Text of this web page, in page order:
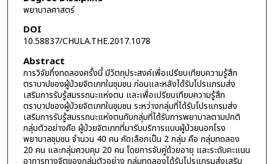
พยาบาลศาสตร์
DOI
10.58837/CHULA.THE.2017.1078
Abstract
การวิจัยกึ่งทดลองครั้งนี้ มีวัตถุประสงค์เพื่อเปรียบเทียบความรู้สึก
ตราบาปของผู้ป่วยจิตเภทในชุมชน ก่อนและหลังได้รับโปรแกรมส่ง
เสริมการรับรู้สมรรถนะแห่งตน และเพื่อเปรียบเทียบความรู้สึก
ตราบาปของผู้ป่วยจิตเภทในชุมชน ระหว่างกลุ่มที่ได้รับโปรแกรมส่ง
เสริมการรับรู้สมรรถนะแห่งตนกับกลุ่มที่ได้รับการพยาบาลตามปกติ
กลุ่มตัวอย่างคือ ผู้ป่วยจิตเภทที่มารับบริการแบบผู้ป่วยนอกโรง
พยาบาลชุมชน จำนวน 40 คน คัดเลือกเป็น 2 กลุ่ม คือ กลุ่มทดลอง
20 คน และกลุ่มควบคุม 20 คน โดยการจับคู่ด้วยอายุ และระดับคะแนน
อาการทางจิตของกลุ่มตัวอย่าง กลุ่มทดลองได้รับโปรแกรมส่งเสริม